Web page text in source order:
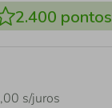
2.400 pontos
,00 s/juros